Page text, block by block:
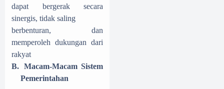
dapat bergerak secara
sinergis, tidak saling
berbenturan, dan
memperoleh dukungan dari
rakyat
B. Macam-Macam Sistem
Pemerintahan